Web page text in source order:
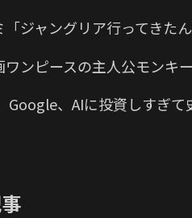
「ジャングリア行ってきた
ワンピースの主人公モンキ
Google、AIに投資しすぎ